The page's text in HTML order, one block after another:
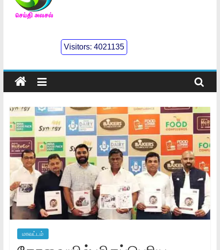
செய்திஅலசல்
Seidhialasal
Tamil
Online
NewsPaper
Visitors:4021135
மாவட்டம்